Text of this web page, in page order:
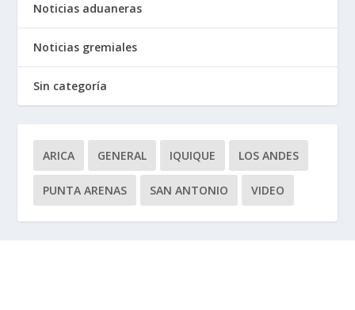
Noticias aduaneras
Noticias gremiales
Sin categoría
ARICA GENERAL IQUIQUE LOS ANDES
PUNTA ARENAS SAN ANTONIO VIDEO